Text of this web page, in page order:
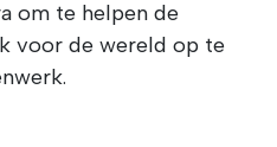
om te helpen de
voor de wereld op te